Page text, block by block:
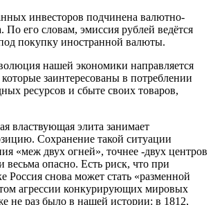
инвесторов подчинена валютно-
По его словам, эмиссия рублей ведётся
покупку иностранной валюты.
нашей экономики направляется
заинтересованы в потреблении
ресурсов и сбыте своих товаров,
властвующая элита занимает
Сохранение такой ситуации
«меж двух огней», точнее -двух центров
опасно. Есть риск, что при
Россия снова может стать «разменной
агрессии конкурирующих мировых
не раз было в нашей истории: в 1812,